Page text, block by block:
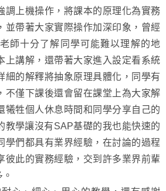
調上機操作，將課本的原理化為實務
並帶著大家實際操作加深印象，曾經
師十分了解同學可能難以理解的地
上講解，還帶著大家進入設定看系統
細的解釋將抽象原理具體化，同學有
不僅下課後還會留在課堂上為大家解
犧牲個人休息時間和同學分享自己的
教學讓沒有SAP基礎的我也能快速的
學們都具有業界經驗，在討論的過程
彼此的實務經驗，交到許多業界前輩